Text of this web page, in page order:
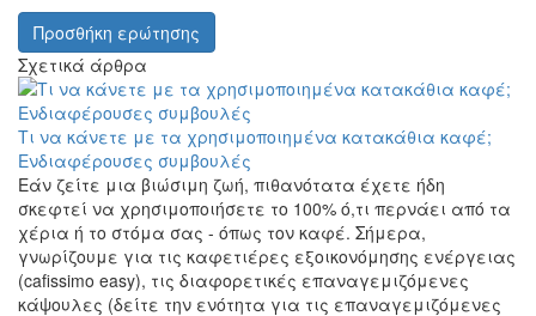
Προσθήκη ερώτησης
Σχετικά άρθρα
Τι να κάνετε με τα χρησιμοποιημένα κατακάθια καφέ;
Ενδιαφέρουσες συμβουλές
Εάν ζείτε μια βιώσιμη ζωή, πιθανότατα έχετε ήδη
σκεφτεί να χρησιμοποιήσετε το 100% ό,τι περνάει από τα
χέρια ή το στόμα σας - όπως τον καφέ. Σήμερα,
γνωρίζουμε για τις καφετιέρες εξοικονόμησης ενέργειας
(cafissimo easy), τις διαφορετικές επαναγεμιζόμενες
κάψουλες (δείτε την ενότητα για τις επαναγεμιζόμενες